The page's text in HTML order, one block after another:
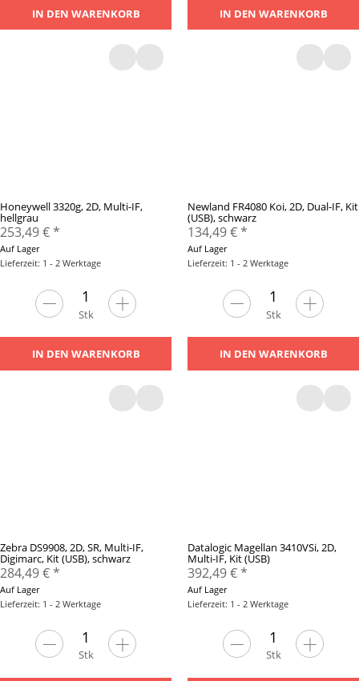
IN DEN WARENKORB IN DEN WARENKORB
Honeywell 3320g, 2D, Multi-IF,
hellgrau
253,49 €*
Auf Lager
Lieferzeit: 1 - 2 Werktage
Stk
IN DEN WARENKORB
Newland FR4080 Koi, 2D, Dual-IF, Kit
(USB), schwarz
134,49 €*
Auf Lager
Lieferzeit: 1 - 2 Werktage
Stk
IN DEN WARENKORB
Zebra DS9908, 2D, SR, Multi-IF,
Digimarc, Kit (USB), schwarz
284,49 €*
Auf Lager
Lieferzeit: 1 - 2 Werktage
Stk
Datalogic Magellan 3410VSi, 2D,
Multi-IF, Kit (USB)
392,49 €*
Auf Lager
Lieferzeit: 1 - 2 Werktage
Stk